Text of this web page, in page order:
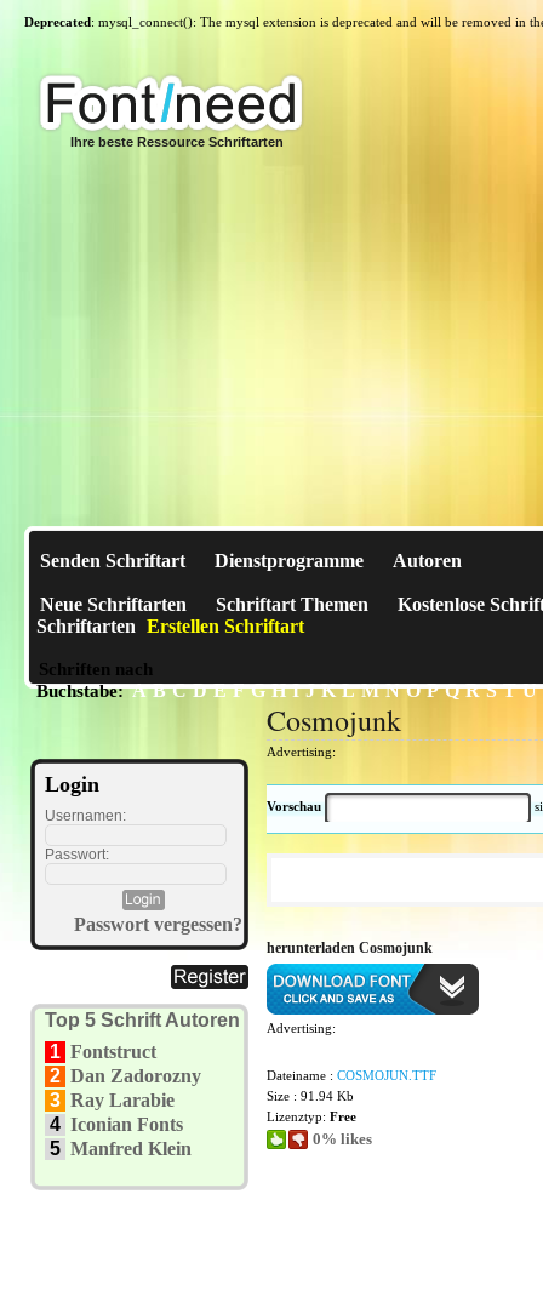
Deprecated: mysql_connect(): The mysql extension is deprecated and will be removed in
Ihre beste Ressource Schriftarten
Senden Schriftart Dienstprogramme Autoren
Neue Schriftarten Schriftart Themen
Kostenlose
Schriftarten Erstellen Schriftart
Schriften nach
Buchstabe:A B C D E F G H I J K L M N O P Q R S T U
Login
Usernamen:
Passwort:
Passwort vergessen?
Top 5 Schrift Autoren
1 Fontstruct
2 Dan Zadorozny
3 Ray Larabie
4 Iconian Fonts
5 Manfred Klein
Cosmojunk
Advertising:
Vorschau
herunterladen Cosmojunk
Advertising:
Dateiname : COSMOJUN.TTF
Size : 91.94 Kb
Lizenztyp: Free
0% likes